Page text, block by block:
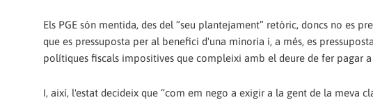
Els PGE són mentida, des del “seu plantejament” retòric, doncs no es
que es pressuposta per al benefici d'una minoria i, a més, es
polítiques fiscals impositives que compleixi amb el deure de fer pagar
I, així, l'estat decideix que “com em nego a exigir a la gent de la meva